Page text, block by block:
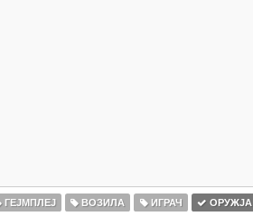
ГЕЈМПЛЕЈ ВОЗИЛА ИГРАЧ ОРУЖЈА